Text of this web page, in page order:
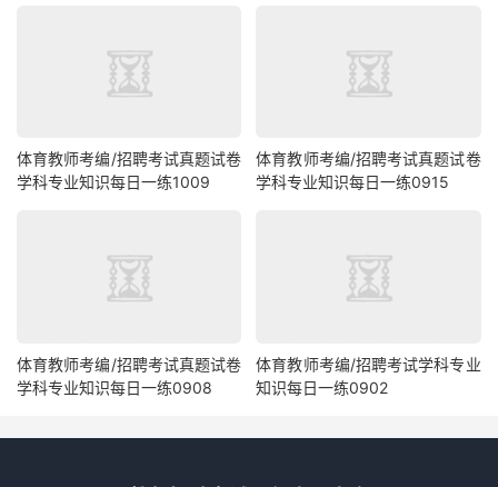
体育教师考编/招聘考试真题试卷
学科专业知识每日一练1009
体育教师考编/招聘考试真题试卷
学科专业知识每日一练0915
体育教师考编/招聘考试真题试卷
学科专业知识每日一练0908
体育教师考编/招聘考试学科专业
知识每日一练0902